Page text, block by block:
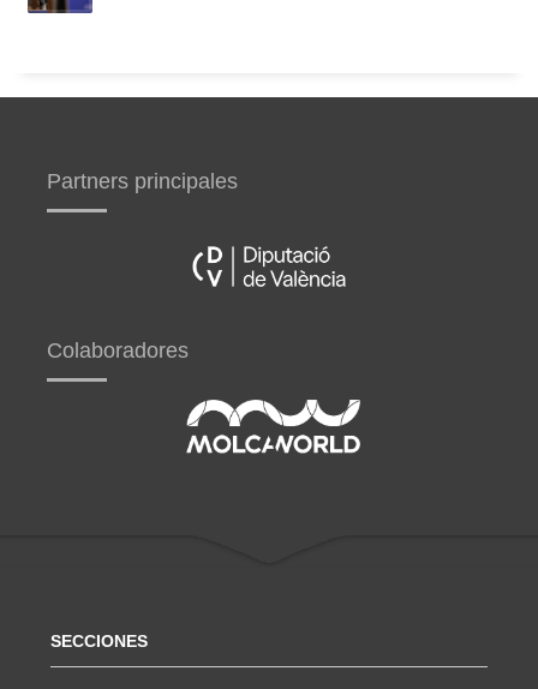
Partners principales
Colaboradores
SECCIONES